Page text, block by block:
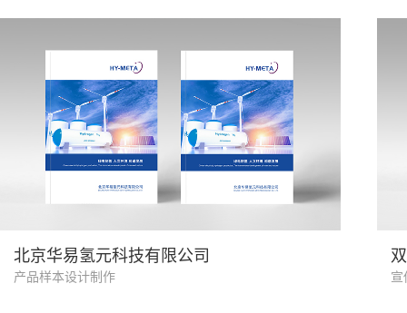
氢能制造业
北京华易氢元科技有限公司
产品样本设计制作 宣